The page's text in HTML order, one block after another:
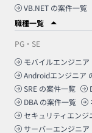
VB.NET の案件一覧
職種一覧
PG・SE
モバイルエンジニア
Androidエンジニア
SRE の案件一覧
DBA の案件一覧
セキュリティエンジ
サーバーエンジニア